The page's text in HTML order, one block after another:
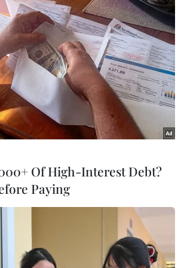
ngân hàng vẫn
"hạ nhiệt"
thế giới giảm
năm 2022
số giá lương thực
thứ năm liên tiếp
phát tại Eurozone
Of High-Interest Debt?
Paying